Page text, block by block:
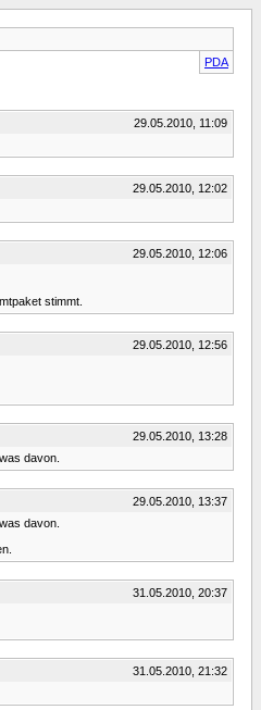
PDA
29.05.2010, 11:09
29.05.2010, 12:02
29.05.2010, 12:06
stimmt.
29.05.2010, 12:56
29.05.2010, 13:28
davon.
29.05.2010, 13:37
davon.
31.05.2010, 20:37
31.05.2010, 21:32